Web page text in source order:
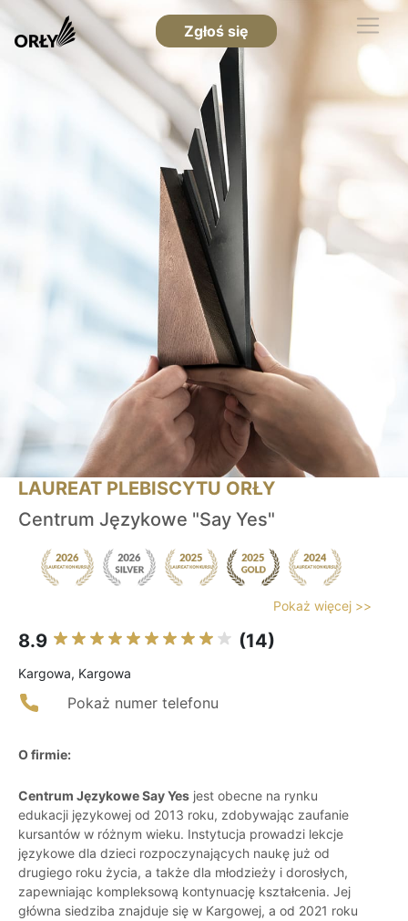
Zgłoś się
LAUREAT PLEBISCYTU ORŁY
Centrum Językowe "Say Yes"
Pokaż więcej >>
8.9 (14)
Kargowa, Kargowa
Pokaż numer telefonu
O firmie:
Centrum Językowe Say Yes jest obecne na rynku
edukacji językowej od 2013 roku, zdobywając zaufanie
kursantów w różnym wieku. Instytucja prowadzi lekcje
językowe dla dzieci rozpoczynających naukę już od
drugiego roku życia, a także dla młodzieży i dorosłych,
zapewniając kompleksową kontynuację kształcenia. Jej
główna siedziba znajduje się w Kargowej, a od 2021 roku